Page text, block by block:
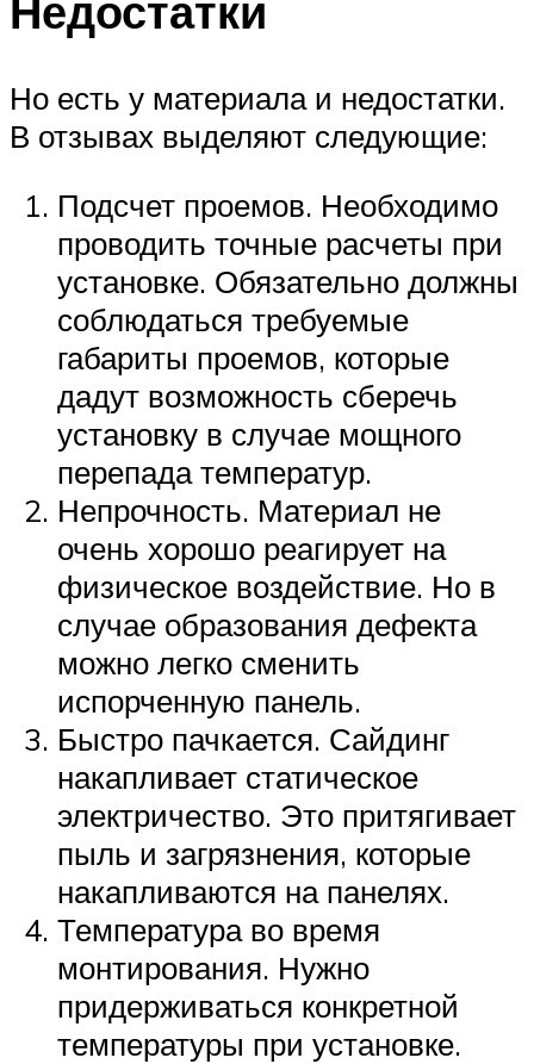
Недостатки
Но есть у материала и недостатки.
В отзывах выделяют следующие:
Подсчет проемов. Необходимо
проводить точные расчеты при
установке. Обязательно должны
соблюдаться требуемые
габариты проемов, которые
дадут возможность сберечь
установку в случае мощного
перепада температур.
Непрочность. Материал не
очень хорошо реагирует на
физическое воздействие. Но в
случае образования дефекта
можно легко сменить
испорченную панель.
Быстро пачкается. Сайдинг
накапливает статическое
электричество. Это притягивает
пыль и загрязнения, которые
накапливаются на панелях.
Температура во время
монтирования. Нужно
придерживаться конкретной
температуры при установке.